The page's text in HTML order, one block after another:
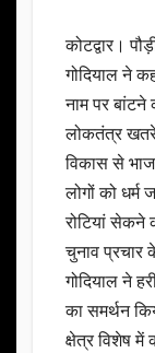
कोटद्वार।
गोदियाल ने
नाम पर
लोकतंत्र
विकास से
लोगों को धर्म
रोटियां सेकने
चुनाव
गोदियाल ने
का समर्थन
क्षेत्र विशेष